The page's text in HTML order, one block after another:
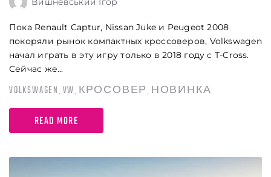
Пока Renault Captur, Nissan Juke и Peugeot 2008
покоряли рынок компактных кроссоверов, Volkswagen
начал играть в эту игру только в 2018 году с T-Cross.
Сейчас же...
VOLKSWAGEN VW КРОСОВЕР НОВИНКА
READ MORE